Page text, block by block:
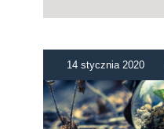
14 stycznia 2020